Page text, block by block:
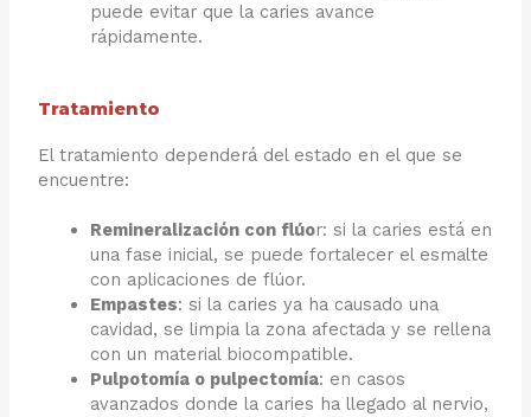
puede evitar que la caries avance
rápidamente.
Tratamiento
El tratamiento dependerá del estado en el que se
encuentre:
Remineralización con flúor: si la caries está en
una fase inicial, se puede fortalecer el esmalte
con aplicaciones de flúor.
Empastes: si la caries ya ha causado una
cavidad, se limpia la zona afectada y se rellena
con un material biocompatible.
Pulpotomía o pulpectomía: en casos
avanzados donde la caries ha llegado al nervio,